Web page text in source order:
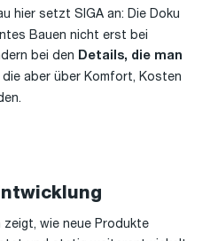
hier setzt SIGA an: Die Doku
Bauen nicht erst bei
bei den Details, die man
die aber über Komfort, Kosten
zeigt, wie neue Produkte